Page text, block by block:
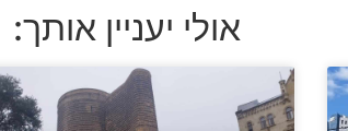
אולי יעניין אותך: